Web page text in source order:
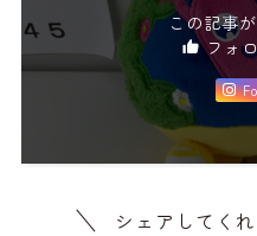
この記事
フォ
シェアしてく